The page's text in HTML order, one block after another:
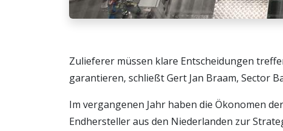
Zulieferer müssen klare Entscheidungen
garantieren, schließt Gert Jan Braam, Sector
Im vergangenen Jahr haben die Ökonomen
Endhersteller aus den Niederlanden zur